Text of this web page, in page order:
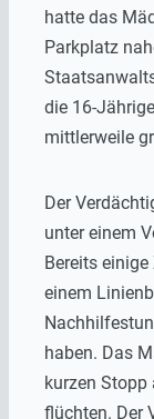
hatte das
Parkplatz
die 16-
mittlerweile
Der
unter einem
Bereits
einem
haben. Das
kurzen Stopp
flüchten. Der